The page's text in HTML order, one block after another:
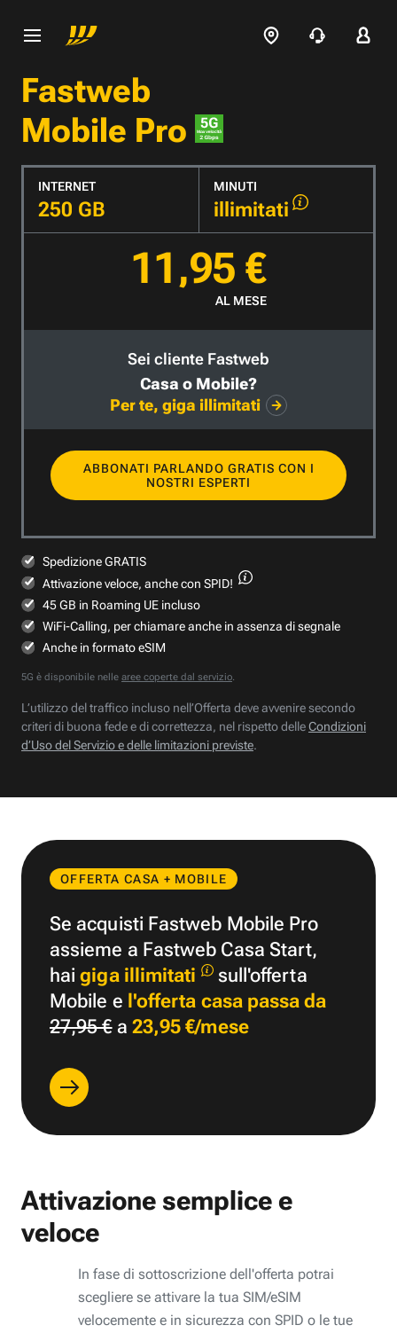
Fastweb
Mobile Pro
INTERNET
250 GB
MINUTI
illimitati
11,95 €
AL MESE
Sei cliente Fastweb
Casa o Mobile?
Per te, giga illimitati
ABBONATI PARLANDO GRATIS CON I
NOSTRI ESPERTI
Spedizione GRATIS
Attivazione veloce, anche con SPID!
45 GB in Roaming UE incluso
WiFi-Calling, per chiamare anche in assenza di segnale
Anche in formato eSIM
5G è disponibile nelle aree coperte dal servizio.
L’utilizzo del traffico incluso nell’Offerta deve avvenire secondo
criteri di buona fede e di correttezza, nel rispetto delleCondizioni
d’Uso del Servizio e delle limitazioni previste.
OFFERTA CASA + MOBILE
Se acquisti Fastweb Mobile Pro
assieme a Fastweb Casa Start,
haigiga illimitati
sull'offerta
Mobile e l'offerta casa passa da
27,95 €a 23,95 €/mese
Attivazione semplice e
veloce
In fase di sottoscrizione dell'offerta potrai
scegliere se attivare la tua SIM/eSIM
velocemente e in sicurezza con SPID o le tue